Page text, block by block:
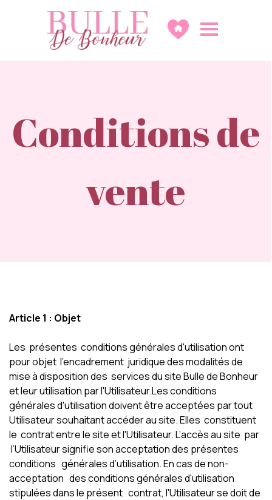
Conditions de
vente
Article 1 : Objet
Les présentes conditions générales d'utilisation ont
pour objet l'encadrement juridique des modalités de
mise à disposition des services du site Bulle de Bonheur
et leur utilisation par l'Utilisateur.Les conditions
générales d'utilisation doivent être acceptées par tout
Utilisateur souhaitant accéder au site. Elles constituent
le contrat entre le site et l'Utilisateur. L’accès au site par
l’Utilisateur signifie son acceptation des présentes
conditions générales d’utilisation. En cas de non-
acceptation des conditions générales d'utilisation
stipulées dans le présent contrat, l'Utilisateur se doit de